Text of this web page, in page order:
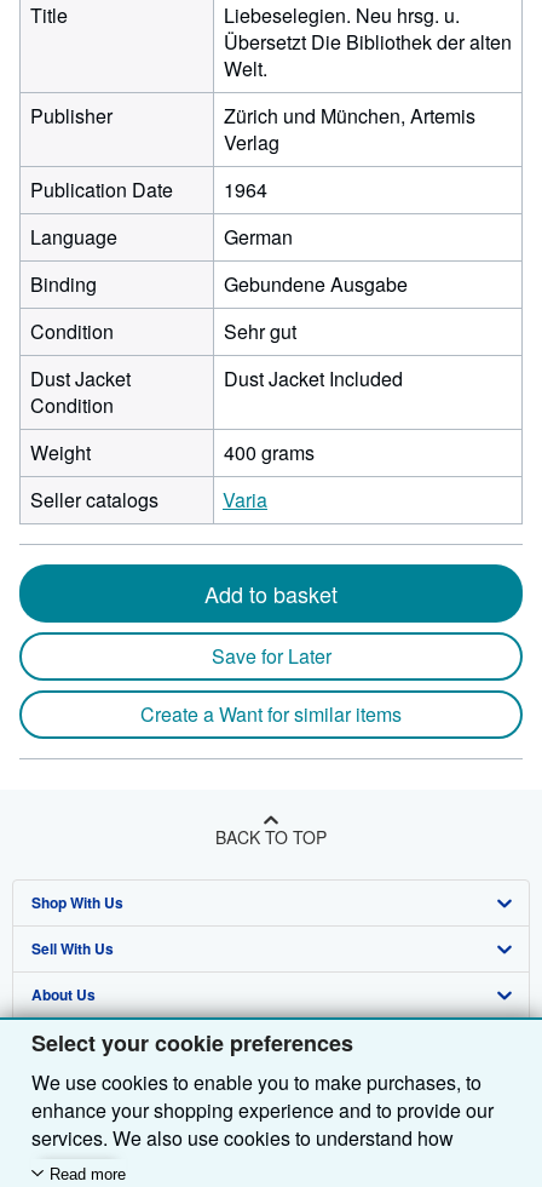
Select your cookie preferences
We use cookies to enable you to make purchases, to
enhance your shopping experience and to provide our
services. We also use cookies to understand how
customers use our services (for example, by measuring
Read more
Title
Liebeselegien. Neu hrsg. u.
Übersetzt Die Bibliothek der alten
Welt.
Publisher
Zürich und München, Artemis
Verlag
Publication Date
1964
Language
German
Binding
Gebundene Ausgabe
Condition
Sehr gut
Dust Jacket
Condition
Dust Jacket Included
Weight
400 grams
Seller catalogs
Varia
Add to basket
Save for Later
Create a Want for similar items
BACK TO TOP
Shop With Us
Advanced Search
Browse Collections
My Account
My Orders
View Basket
Sell With Us
Start Selling
Join Our Affiliate Programme
Book Buyback
Refer a seller
About Us
About AbeBooks
Media
Careers
Privacy Policy
Find Help
Help
Customer Service
Other AbeBooks Companies
AbeBooks.com
AbeBooks.de
Follow AbeBooks